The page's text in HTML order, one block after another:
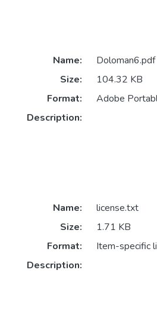
Name:
Doloman6.pdf
Size:
104.32 KB
Format:
Adobe
Description:
Name:
license.txt
Size:
1.71 KB
Format:
Item-specific
Description: